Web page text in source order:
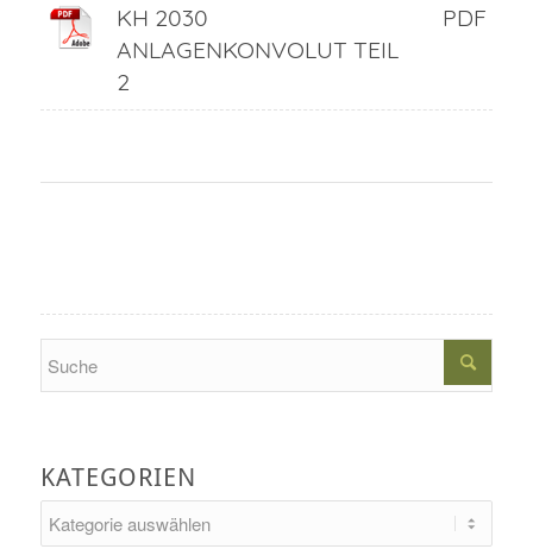
KH 2030
ANLAGENKONVOLUT TEIL
2
PDF
KATEGORIEN